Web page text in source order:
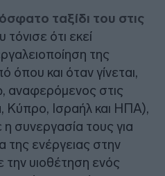
ταξίδι του στις
ότι εκεί
της
όπου και όταν γίνεται,
αναφερόμενος στις
Κύπρο, Ισραήλ και ΗΠΑ),
η συνεργασία τους για
της ενέργειας στην
την υιοθέτηση ενός